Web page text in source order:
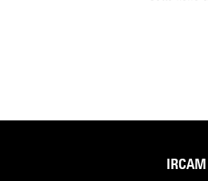
IRCAM